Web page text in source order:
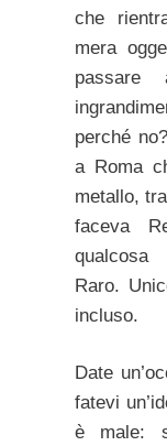
che
mera
perché
a Roma
metallo,
faceva
Raro.
incluso.
Date
fatevi
è male: